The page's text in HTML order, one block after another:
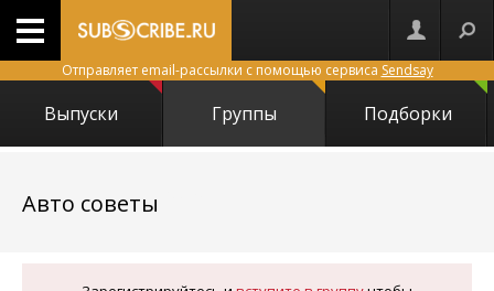
Отправляет email-рассылки с помощью сервиса Sendsay
Выпуски Группы Подборки
Авто советы